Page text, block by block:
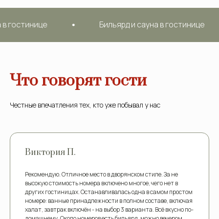
и сауна в гостинице Бильярд и сауна в
Что говорят гости
Честные впечатления тех, кто уже побывал у нас
Виктория П.
Рекомендую. Отличное место в дворянском стиле. За не
высокую стоимость номера включено многое, чего нет в
других гостиницах. Останавливалась одна в самом простом
номере: ванные принадлежности в полном составе, включая
халат, завтрак включён - на выбор 3 варианта. Всё вкусно по-